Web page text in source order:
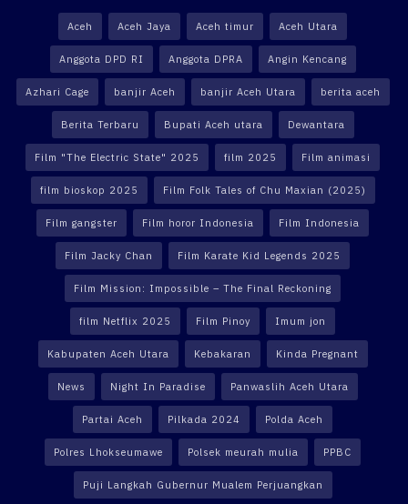
Aceh Aceh Jaya Aceh timur Aceh Utara
Anggota DPD RI Anggota DPRA Angin Kencang
Azhari Cage banjir Aceh banjir Aceh Utara berita aceh
Berita Terbaru Bupati Aceh utara Dewantara
Film "The Electric State" 2025 film 2025 Film animasi
film bioskop 2025 Film Folk Tales of Chu Maxian (2025)
Film gangster Film horor Indonesia Film Indonesia
Film Jacky Chan Film Karate Kid Legends 2025
Film Mission: Impossible – The Final Reckoning
film Netflix 2025 Film Pinoy Imum jon
Kabupaten Aceh Utara Kebakaran Kinda Pregnant
News Night In Paradise Panwaslih Aceh Utara
Partai Aceh Pilkada 2024 Polda Aceh
Polres Lhokseumawe Polsek meurah mulia PPBC
Puji Langkah Gubernur Mualem Perjuangkan